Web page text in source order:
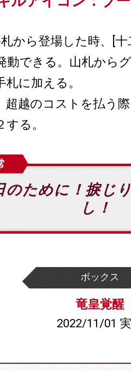
札から登場した時、[
動できる。山札から
札に加える。
超越のコストを払う
する。
のために！捩じ
し！
ボックス
竜皇覚醒
2022/11/01